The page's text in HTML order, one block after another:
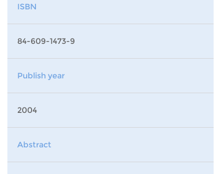
ISBN
84-609-1473-9
Publish year
2004
Abstract